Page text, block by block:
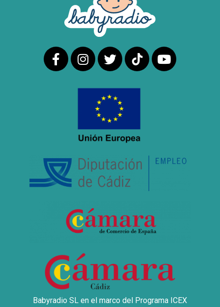
Babyradio SL en el marco del Programa ICEX